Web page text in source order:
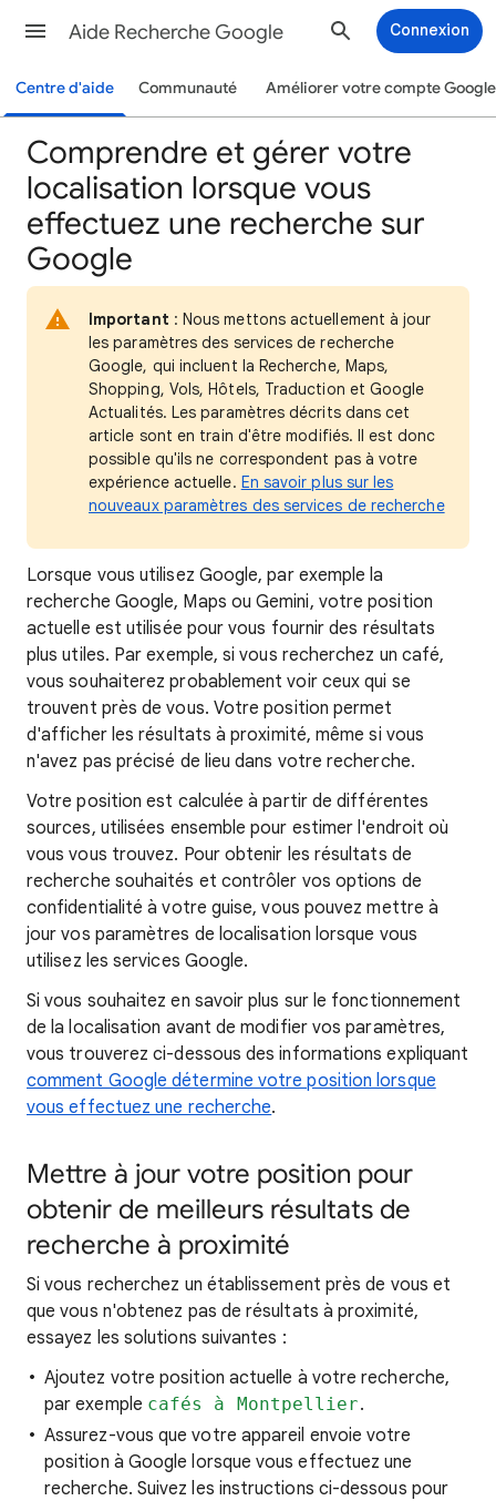
Aide Recherche Google Connexion
Centre d'aide Communauté Améliorer votre compte Google
Comprendre et gérer votre
localisation lorsque vous
effectuez une recherche sur
Google
Important : Nous mettons actuellement à jour
les paramètres des services de recherche
Google, qui incluent la Recherche, Maps,
Shopping, Vols, Hôtels, Traduction et Google
Actualités. Les paramètres décrits dans cet
article sont en train d'être modifiés. Il est donc
possible qu'ils ne correspondent pas à votre
expérience actuelle. En savoir plus sur les
nouveaux paramètres des services de recherche
Lorsque vous utilisez Google, par exemple la
recherche Google, Maps ou Gemini, votre position
actuelle est utilisée pour vous fournir des résultats
plus utiles. Par exemple, si vous recherchez un café,
vous souhaiterez probablement voir ceux qui se
trouvent près de vous. Votre position permet
d'afficher lesrésultats à proximité, même si vous
n'avez pas précisé de lieu dans votre recherche.
Votre position est calculée à partir de différentes
sources, utilisées ensemble pour estimer l'endroit où
vous vous trouvez. Pour obtenir les résultats de
recherche souhaités et contrôler vos options de
confidentialité à votre guise, vous pouvez mettre à
jour vos paramètres de localisation lorsque vous
utilisez les services Google.
Si vous souhaitez en savoir plus sur le fonctionnement
de la localisation avant de modifier vos paramètres,
vous trouverez ci-dessous des informations expliquant
comment Google détermine votre position lorsque
vous effectuez une recherche.
Mettre à jour votre position pour
obtenir de meilleurs résultats de
recherche à proximité
Si vous recherchez un établissement près de vous et
que vous n'obtenez pas de résultats à proximité,
essayez les solutions suivantes :
Ajoutez votre position actuelle à votre recherche,
par exemple cafés à Montpellier.
Assurez-vous que votre appareil envoie votre
position à Google lorsque vous effectuez une
recherche. Suivez les instructions ci-dessous pour